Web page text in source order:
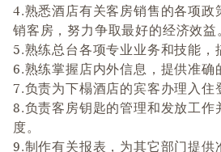
4.熟悉酒店有关客房销售的各项政
销客房，努力争取最好的经济效益
5.熟练总台各项专业业务和技能，
6.熟练掌握店内外信息，提供准确
7.负责为下榻酒店的宾客办理入住
8.负责客房钥匙的管理和发放工作
度。
9.制作有关报表，为其它部门提供